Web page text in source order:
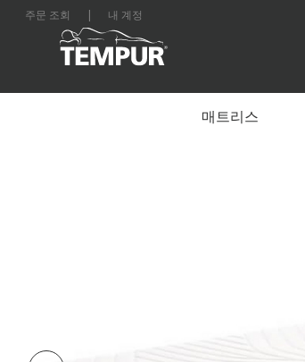
주문 조회 내 계정
매트리스
대한민국 사이트를 보고 있습니다. 언
홈 매트리스